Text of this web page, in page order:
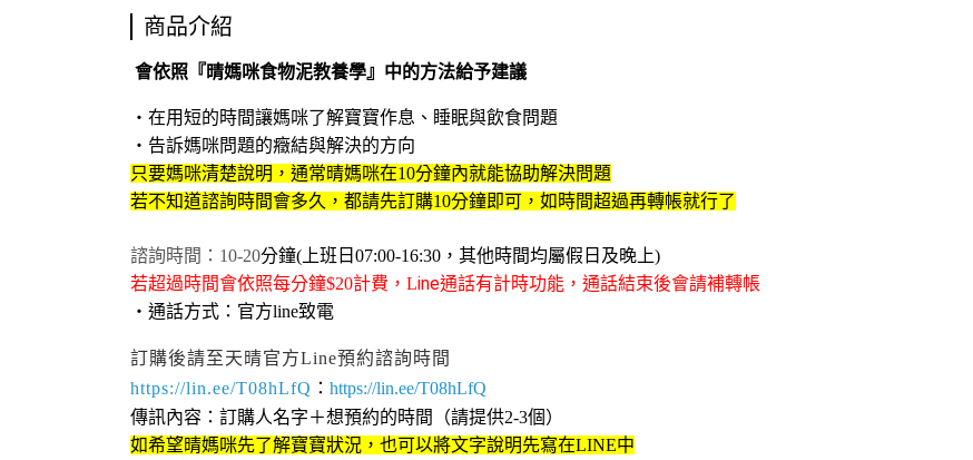
商品介紹
會依照『晴媽咪食物泥教養學』中的方法給予建議
・ 在用短的時間讓媽咪了解寶寶作息、睡眠與飲食問題
・ 告訴媽咪問題的癥結與解決的方向
只要媽咪清楚說明，通常晴媽咪在10分鐘內就能協助解決問題
若不知道諮詢時間會多久，都請先訂購10分鐘即可，如時間超過再轉帳就行了
諮詢時間：10-20分鐘( 上班日07:00-16:30，其他時間均屬假日及晚上)
若超過時間會依照每分鐘$20計費，Line通話有計時功能，通話結束後會請補轉帳
・ 通話方式：官方line致電
訂購後請至天晴官方Line預約諮詢時間
https://lin.ee/T08hLfQ ： https://lin.ee/T08hLfQ
傳訊內容：訂購人名字＋想預約的時間（請提供2-3個）
如希望晴媽咪先了解寶寶狀況，也可以將文字說明先寫在LINE中